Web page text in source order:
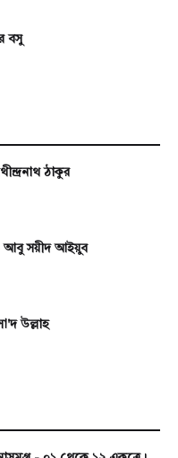
বসু
ঠাকুর
- আবু সয়ীদ আইয়ুব
উল্লাহ